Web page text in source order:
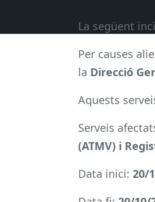
La següent
Per causes
la Direcció
Aquests
Serveis
(ATMV) i
Data inici: 20/